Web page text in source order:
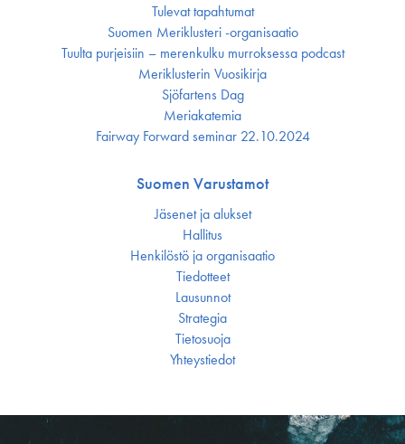
Tulevat tapahtumat
Suomen Meriklusteri -organisaatio
Tuulta purjeisiin – merenkulku murroksessa podcast
Meriklusterin Vuosikirja
Sjöfartens Dag
Meriakatemia
Fairway Forward seminar 22.10.2024
Suomen Varustamot
Jäsenet ja alukset
Hallitus
Henkilöstö ja organisaatio
Tiedotteet
Lausunnot
Strategia
Tietosuoja
Yhteystiedot